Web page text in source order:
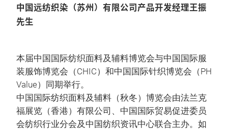
中国远纺织染（苏州）有限公司产品开发经理王振
先生
本届中国国际纺织面料及辅料博览会与中国国际服
装服饰博览会（CHIC）和中国国际针织博览会（PH
Value）同期举行。
中国国际纺织面料及辅料（秋冬）博览会由法兰克
福展览（香港）有限公司、中国国际贸易促进委员
会纺织行业分会及中国纺织资讯中心联合主办。如